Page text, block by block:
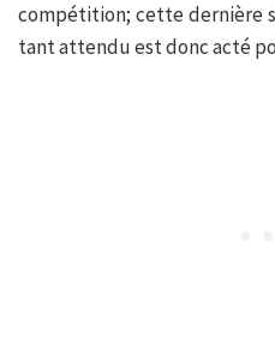
compétition; cette dernière
tant attendu est donc acté